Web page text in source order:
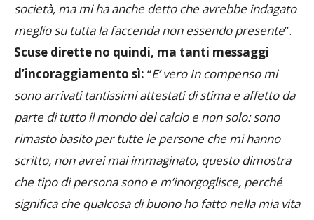
società, ma mi ha anche detto che avrebbe indagato
meglio su tutta la faccenda non essendo presente”.
Scuse dirette no quindi, ma tanti messaggi
d’incoraggiamento sì: “E’ vero In compenso mi
sono arrivati tantissimi attestati di stima e affetto da
parte di tutto il mondo del calcio e non solo: sono
rimasto basito per tutte le persone che mi hanno
scritto, non avrei mai immaginato, questo dimostra
che tipo di persona sono e m’inorgoglisce, perché
significa che qualcosa di buono ho fatto nella mia vita